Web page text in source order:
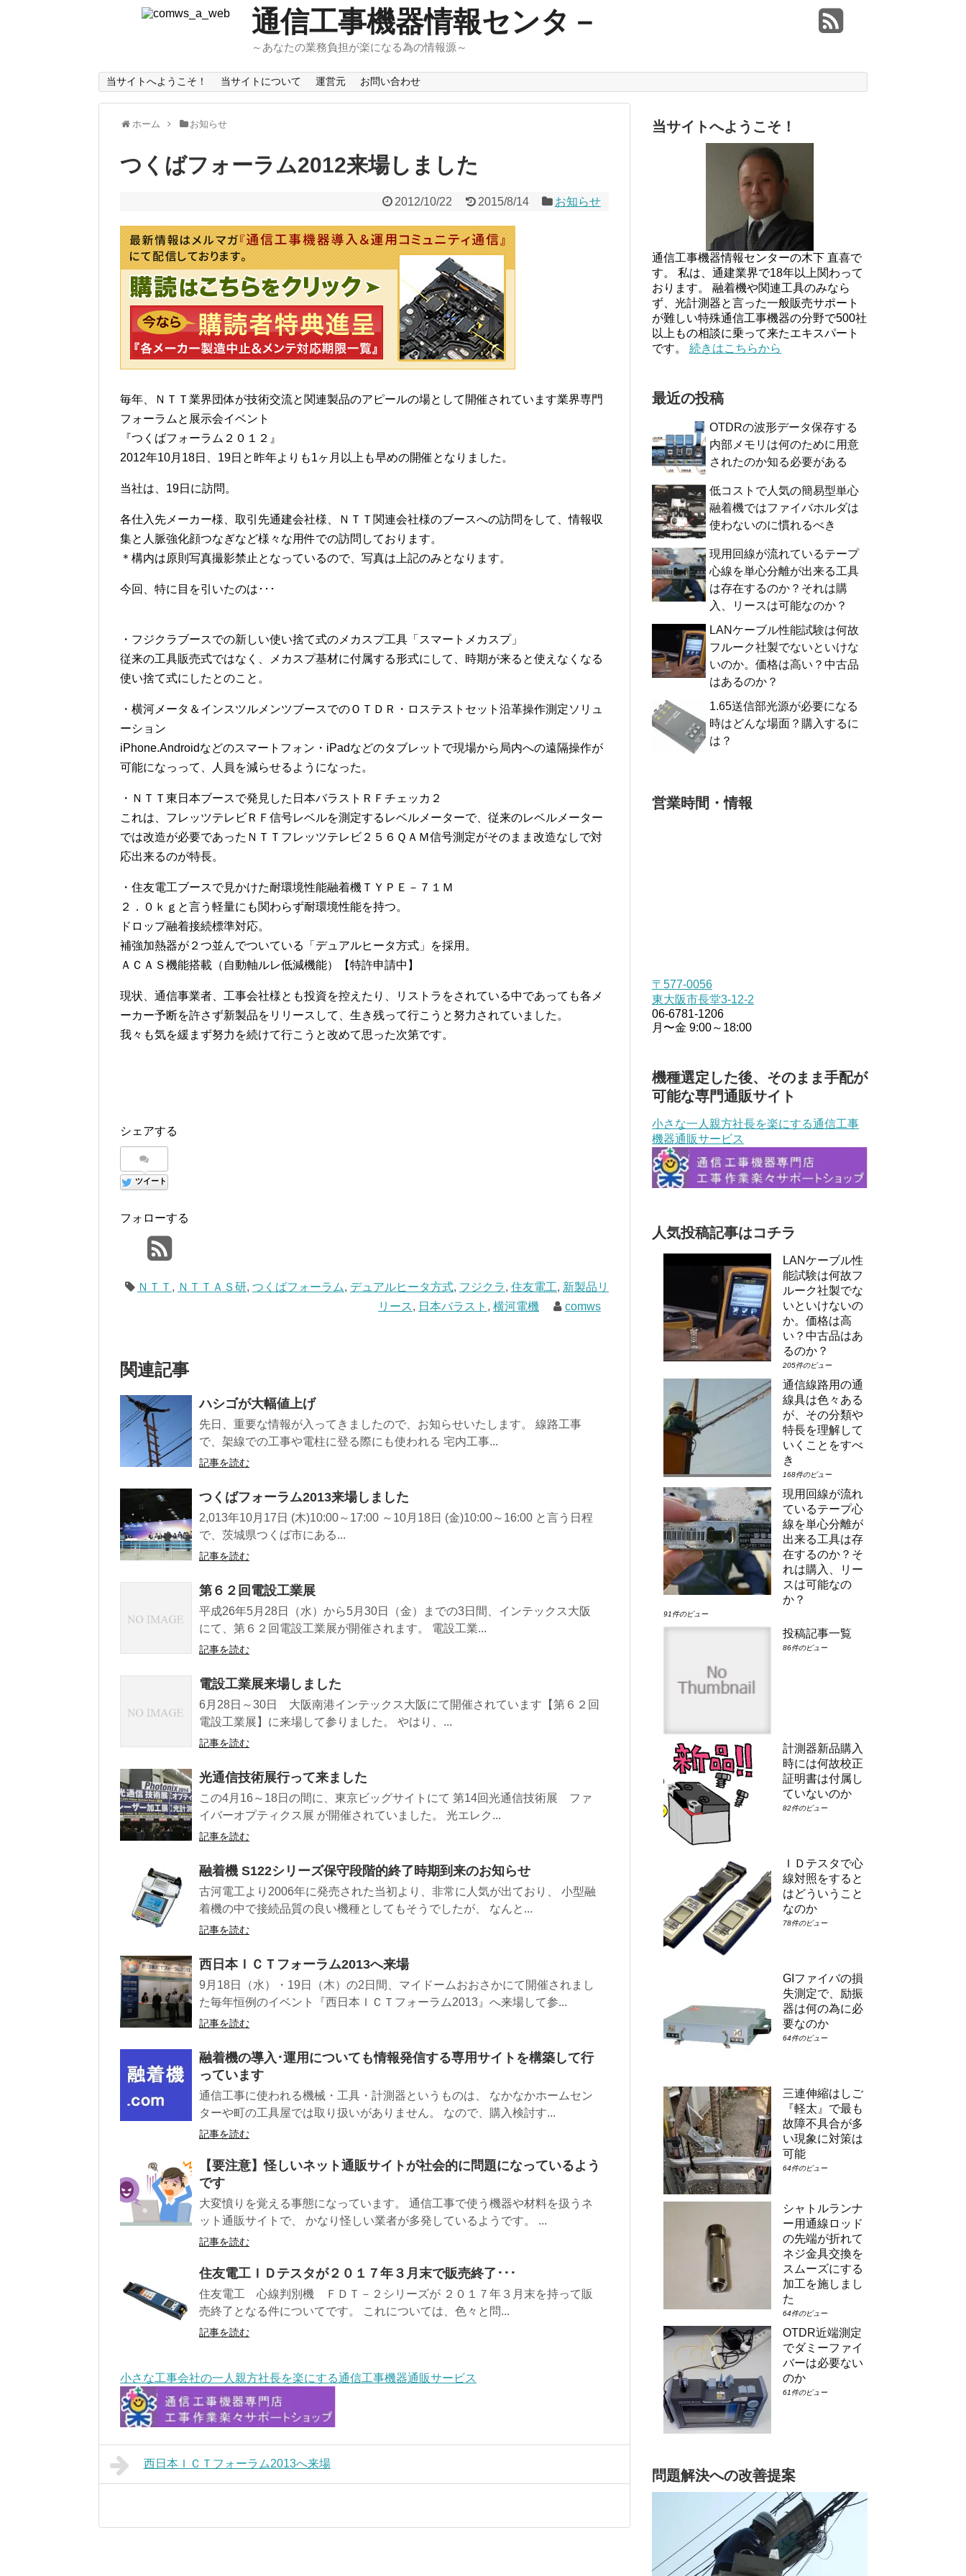
通信工事機器情報センタ－
～あなたの業務負担が楽になる為の情報源～
当サイトへようこそ！ 当サイトについて 運営元 お問い合わせ
ホーム お知らせ
つくばフォーラム2012来場しました
2012/10/22 2015/8/14 お知らせ
毎年、ＮＴＴ業界団体が技術交流と関連製品のアピールの場として開催されています業界専門
フォーラムと展示会イベント
『つくばフォーラム２０１２』
2012年10月18日、19日と昨年よりも1ヶ月以上も早めの開催となりました。
当社は、19日に訪問。
各仕入先メーカー様、取引先通建会社様、ＮＴＴ関連会社様のブースへの訪問をして、情報収
集と人脈強化顔つなぎなど様々な用件での訪問しております。
＊構内は原則写真撮影禁止となっているので、写真は上記のみとなります。
今回、特に目を引いたのは･･･
・フジクラブースでの新しい使い捨て式のメカスプ工具「スマートメカスプ」
従来の工具販売式ではなく、メカスプ基材に付属する形式にして、時期が来ると使えなくなる
使い捨て式にしたとのこと。
・横河メータ＆インスツルメンツブースでのＯＴＤＲ・ロステストセット沿革操作測定ソリュ
ーション
iPhone.Androidなどのスマートフォン・iPadなどのタブレットで現場から局内への遠隔操作が
可能になっって、人員を減らせるようになった。
・ＮＴＴ東日本ブースで発見した日本バラストＲＦチェッカ２
これは、フレッツテレビＲＦ信号レベルを測定するレベルメーターで、従来のレベルメーター
では改造が必要であったＮＴＴフレッツテレビ２５６ＱＡＭ信号測定がそのまま改造なしで対
応出来るのが特長。
・住友電工ブースで見かけた耐環境性能融着機ＴＹＰＥ－７１Ｍ
２．０ｋｇと言う軽量にも関わらず耐環境性能を持つ。
ドロップ融着接続標準対応。
補強加熱器が２つ並んでついている「デュアルヒータ方式」を採用。
ＡＣＡＳ機能搭載（自動軸ルレ低減機能）【特許申請中】
現状、通信事業者、工事会社様とも投資を控えたり、リストラをされている中であっても各メ
ーカー予断を許さず新製品をリリースして、生き残って行こうと努力されていました。
我々も気を緩まず努力を続けて行こうと改めて思った次第です。
シェアする
ツイート
フォローする
ＮＴＴ , ＮＴＴＡＳ研, つくばフォーラム, デュアルヒータ方式, フジクラ, 住友電工, 新製品リ
リース, 日本バラスト ,横河電機 comws
関連記事
ハシゴが大幅値上げ
先日、重要な情報が入ってきましたので、お知らせいたします。 線路工事
で、架線での工事や電柱に登る際にも使われる 宅内工事...
記事を読む
つくばフォーラム2013来場しました
2,013年10月17日 (木)10:00～17:00 ～10月18日 (金)10:00～16:00 と言う日程
で、茨城県つくば市にある...
記事を読む
第６２回電設工業展
平成26年5月28日（水）から5月30日（金）までの3日間、インテックス大阪
にて、第６２回電設工業展が開催されます。 電設工業...
記事を読む
電設工業展来場しました
6月28日～30日 大阪南港インテックス大阪にて開催されています【第６２回
電設工業展】に来場して参りました。 やはり、...
記事を読む
光通信技術展行って来ました
この4月16～18日の間に、東京ビッグサイトにて 第14回光通信技術展 ファ
イバーオプティクス展 が開催されていました。 光エレク...
記事を読む
融着機 S122シリーズ保守段階的終了時期到来のお知らせ
古河電工より2006年に発売された当初より、非常に人気が出ており、 小型融
着機の中で接続品質の良い機種としてもそうでしたが、 なんと...
記事を読む
西日本ＩＣＴフォーラム2013へ来場
9月18日（水）・19日（木）の2日間、マイドームおおさかにて開催されまし
た毎年恒例のイベント『西日本ＩＣＴフォーラム2013』へ来場して参...
記事を読む
融着機の導入･運用についても情報発信する専用サイトを構築して行
っています
通信工事に使われる機械・工具・計測器というものは、 なかなかホームセン
ターや町の工具屋では取り扱いがありません。 なので、購入検討す...
記事を読む
【要注意】怪しいネット通販サイトが社会的に問題になっているよう
です
大変憤りを覚える事態になっています。 通信工事で使う機器や材料を扱うネ
ット通販サイトで、 かなり怪しい業者が多発しているようです。 ...
記事を読む
住友電工ＩＤテスタが２０１７年３月末で販売終了･･･
住友電工 心線判別機 ＦＤＴ－２シリーズが ２０１７年３月末を持って販
売終了となる件についてです。 これについては、色々と問...
記事を読む
小さな工事会社の一人親方社長を楽にする通信工事機器通販サービス
西日本ＩＣＴフォーラム2013へ来場
当サイトへようこそ！
通信工事機器情報センターの木下 直喜で
す。 私は、通建業界で18年以上関わって
おります。 融着機や関連工具のみなら
ず、光計測器と言った一般販売サポート
が難しい特殊通信工事機器の分野で500社
以上もの相談に乗って来たエキスパート
です。 続きはこちらから
最近の投稿
OTDRの波形データ保存する
内部メモリは何のために用意
されたのか知る必要がある
低コストで人気の簡易型単心
融着機ではファイバホルダは
使わないのに慣れるべき
現用回線が流れているテープ
心線を単心分離が出来る工具
は存在するのか？それは購
入、リースは可能なのか？
LANケーブル性能試験は何故
フルーク社製でないといけな
いのか。価格は高い？中古品
はあるのか？
1.65送信部光源が必要になる
時はどんな場面？購入するに
は？
営業時間・情報
〒577-0056
東大阪市長堂3-12-2
06-6781-1206
月〜金 9:00～18:00
機種選定した後、そのまま手配が
可能な専門通販サイト
小さな一人親方社長を楽にする通信工事
機器通販サービス
人気投稿記事はコチラ
LANケーブル性
能試験は何故フ
ルーク社製でな
いといけないの
か。価格は高
い？中古品はあ
るのか？
205件のビュー
通信線路用の通
線具は色々ある
が、その分類や
特長を理解して
いくことをすべ
き
168件のビュー
現用回線が流れ
ているテープ心
線を単心分離が
出来る工具は存
在するのか？そ
れは購入、リー
スは可能なの
か？
91件のビュー
投稿記事一覧
86件のビュー
計測器新品購入
時には何故校正
証明書は付属し
ていないのか
82件のビュー
ＩＤテスタで心
線対照をすると
はどういうこと
なのか
78件のビュー
GIファイバの損
失測定で、励振
器は何の為に必
要なのか
64件のビュー
三連伸縮はしご
『軽太』で最も
故障不具合が多
い現象に対策は
可能
64件のビュー
シャトルランナ
ー用通線ロッド
の先端が折れて
ネジ金具交換を
スムーズにする
加工を施しまし
た
64件のビュー
OTDR近端測定
でダミーファイ
バーは必要ない
のか
61件のビュー
問題解決への改善提案